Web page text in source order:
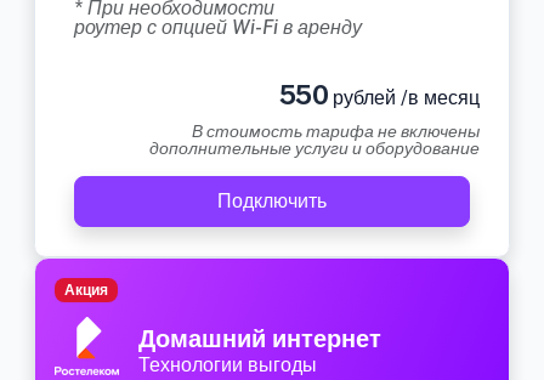
* При необходимости
роутер с опцией Wi-Fi в аренду
550 рублей /в месяц
В стоимость тарифа не включены
дополнительные услуги и оборудование
Подключить
Домашний интернет
Технологии выгоды
Акция